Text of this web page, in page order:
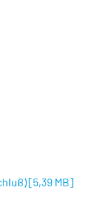
[5,39 MB]